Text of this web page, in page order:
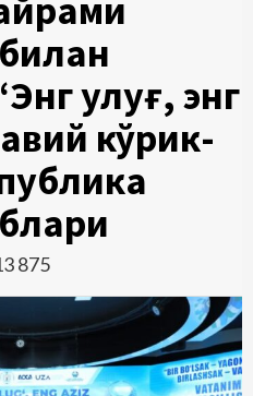
улуғ, энг
кўрик-
875